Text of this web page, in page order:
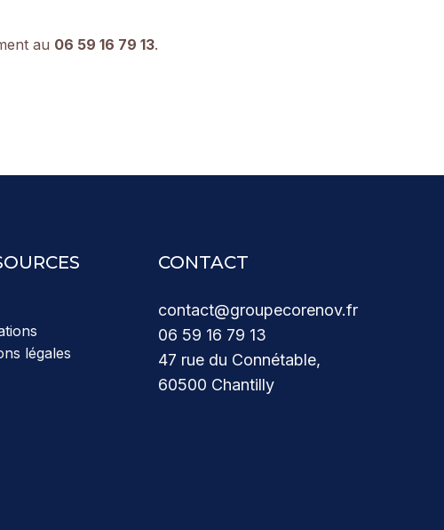
au 06 59 16 79 13.
légales
CONTACT
contact@groupecorenov.fr
06 59 16 79 13
47 rue du Connétable,
60500 Chantilly